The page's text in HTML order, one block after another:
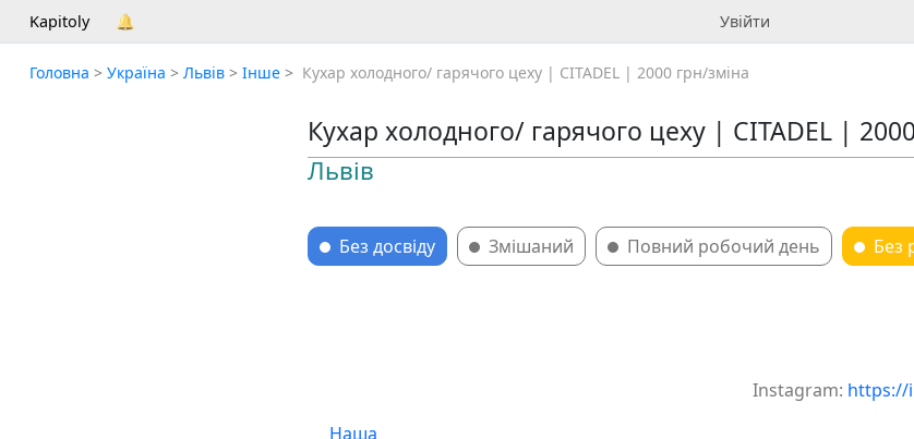
Kapitoly 🔔 Увійти
Головна > Україна > Львів > Інше > ​​ Кухар холодного/ гарячого цеху | CITADEL | 2000 грн/зміна
Кухар холодного/ гарячого цеху | CITADEL |
Львів
Без досвіду Змішаний Повний робочий день Без
Instagram: https://
Наша